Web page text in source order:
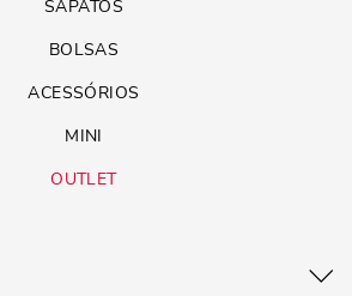
SAPATOS
BOLSAS
ACESSÓRIOS
MINI
OUTLET